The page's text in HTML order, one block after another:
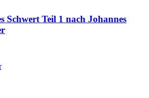
Schwert Teil 1 nach Johannes